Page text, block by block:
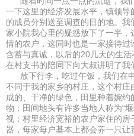
一下这里的经济发展水平，镇领
的成员分别送至调查的目的地。
家小院我心里的疑惑放下了一半
情的农户，这同时也是一家接待
含蓄与真诚，以后的20几天的生
在村支书的陪同下向大叔讲明了
放下行李，吃过午饭，我们在申
不同于我的家乡的村庄，这个村
成的、干净的绿色，田里种着婉
物；田间地头有许多当地人称为“
视；村里经济宽裕的农户家住的
器，每家每户基本上都会养一只